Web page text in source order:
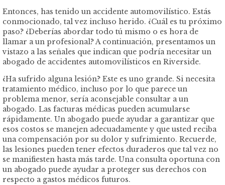
Entonces, has tenido un accidente automovilístico. Estás
conmocionado, tal vez incluso herido. ¿Cuál es tu próximo
paso? ¿Deberías abordar todo tú mismo o es hora de
llamar a un profesional? A continuación, presentamos un
vistazo a las señales que indican que podría necesitar un
abogado de accidentes automovilísticos en Riverside.
¿Ha sufrido alguna lesión? Este es uno grande. Si necesita
tratamiento médico, incluso por lo que parece un
problema menor, sería aconsejable consultar a un
abogado. Las facturas médicas pueden acumularse
rápidamente. Un abogado puede ayudar a garantizar que
esos costos se manejen adecuadamente y que usted reciba
una compensación por su dolor y sufrimiento. Recuerde,
las lesiones pueden tener efectos duraderos que tal vez no
se manifiesten hasta más tarde. Una consulta oportuna con
un abogado puede ayudar a proteger sus derechos con
respecto a gastos médicos futuros.